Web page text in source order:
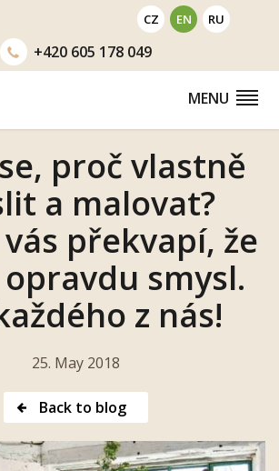
CZ EN RU
+420605 178 049
MENU
proč vlastně
a malovat?
překvapí, že
smysl.
z nás!
25. May 2018
Back to blog